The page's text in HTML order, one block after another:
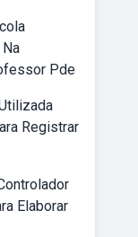
Pde
Registrar
Elaborar